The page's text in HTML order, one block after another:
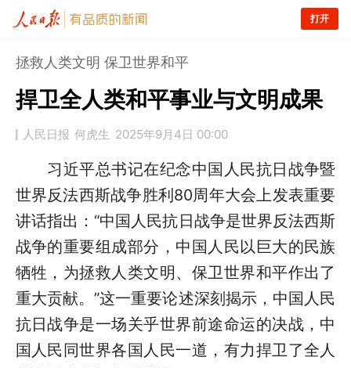
打开
拯救人类文明 保卫世界和平
捍卫全人类和平事业与文明成果
人民日报 何虎生 2025年9月4日 00:00
习近平总书记在纪念中国人民抗日战争暨
世界反法西斯战争胜利80周年大会上发表重要
讲话指出：“中国人民抗日战争是世界反法西斯
战争的重要组成部分，中国人民以巨大的民族
牺牲，为拯救人类文明、保卫世界和平作出了
重大贡献。”这一重要论述深刻揭示，中国人民
抗日战争是一场关乎世界前途命运的决战，中
国人民同世界各国人民一道，有力捍卫了全人